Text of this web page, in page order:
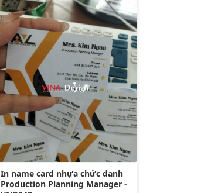
In name card nhựa chức danh
Production Planning Manager -